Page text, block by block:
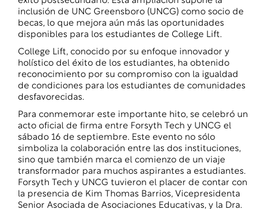
inclusión de UNC Greensboro (UNCG) como socio de
becas, lo que mejora aún más las oportunidades
disponibles para los estudiantes de College Lift.
College Lift, conocido por su enfoque innovador y
holístico del éxito de los estudiantes, ha obtenido
reconocimiento por su compromiso con la igualdad
de condiciones para los estudiantes de comunidades
desfavorecidas.
Para conmemorar este importante hito, se celebró un
acto oficial de firma entre Forsyth Tech y UNCG el
sábado 16 de septiembre. Este evento no sólo
simboliza la colaboración entre las dos instituciones,
sino que también marca el comienzo de un viaje
transformador para muchos aspirantes a estudiantes.
Forsyth Tech y UNCG tuvieron el placer de contar con
la presencia de Kim Thomas Barrios, Vicepresidenta
Senior Asociada de Asociaciones Educativas, y la Dra.